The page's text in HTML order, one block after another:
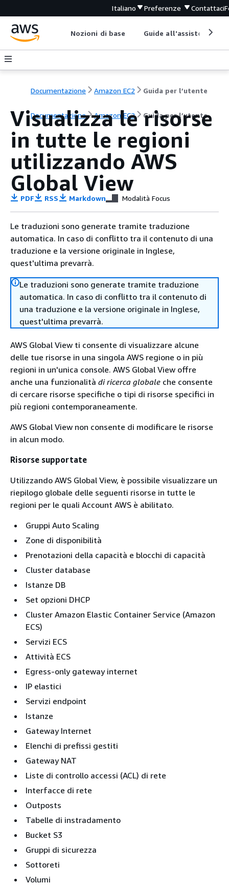
Italiano Preferenze Contattaci
Nozioni di base Guide all'assistenza
Documentazione Amazon EC2 Guida per l’utente
Documentazione Amazon EC2 Guida per l’utente
Visualizza le risorse
in tutte le regioni
utilizzando AWS
Global View
PDF RSS Markdown Modalità Focus
Le traduzioni sono generate tramite traduzione
automatica. In caso di conflitto tra il contenuto di una
traduzione e la versione originale in Inglese,
quest'ultima prevarrà.
Le traduzioni sono generate tramite traduzione
automatica. In caso di conflitto tra il contenuto di
una traduzione e la versione originale in Inglese,
quest'ultima prevarrà.
AWS Global View ti consente di visualizzare alcune
delle tue risorse in una singola AWS regione o in più
regioni in un'unica console. AWS Global View offre
anche una funzionalità di ricerca globale che consente
di cercare risorse specifiche o tipi di risorse specifici in
più regioni contemporaneamente.
AWS Global View non consente di modificare le risorse
in alcun modo.
Risorse supportate
Utilizzando AWS Global View, è possibile visualizzare un
riepilogo globale delle seguenti risorse in tutte le
regioni per le quali Account AWS è abilitato.
Gruppi Auto Scaling
Zone di disponibilità
Prenotazioni della capacità e blocchi di capacità
Cluster database
Istanze DB
Set opzioni DHCP
Cluster Amazon Elastic Container Service (Amazon
ECS)
Servizi ECS
Attività ECS
Egress-only gateway internet
IP elastici
Servizi endpoint
Istanze
Gateway Internet
Elenchi di prefissi gestiti
Gateway NAT
Liste di controllo accessi (ACL) di rete
Interfacce di rete
Outposts
Tabelle di instradamento
Bucket S3
Gruppi di sicurezza
Sottoreti
Volumi